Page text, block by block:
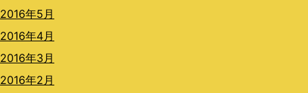
2016年5月
2016年4月
2016年3月
2016年2月